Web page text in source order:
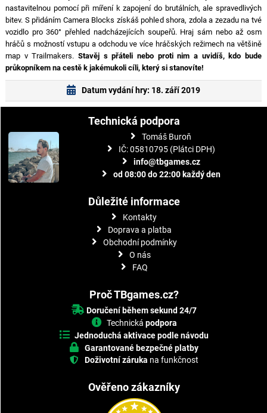
nastavitelnou pomocí při míření k zapojení do brutálních, ale spravedlivých
bitev. S přidáním Camera Blocks získáš pohled shora, zdola a zezadu na tvé
vozidlo pro 360° přehled nadcházejících soupeřů. Hraj sám nebo až osm
hráčů s možností vstupu a odchodu ve více hráčských režimech na většině
map v Trailmakers. Stavěj s přáteli nebo proti nim a uvidíš, kdo bude
průkopníkem na cestě k jakémukoli cíli, který si stanovíte!
Datum vydání hry: 18. září 2019
Technická podpora
Tomáš Buroň
IČ: 05810795 (Plátci DPH)
info@tbgames.cz
od 08:00 do 22:00 každý den
Důležité informace
Kontakty
Doprava a platba
Obchodní podmínky
O nás
FAQ
Proč TBgames.cz?
Doručení během sekund 24/7
Technická podpora
Jednoduchá aktivace podle návodu
Garantované bezpečné platby
Doživotní záruka na funkčnost
Ověřeno zákazníky